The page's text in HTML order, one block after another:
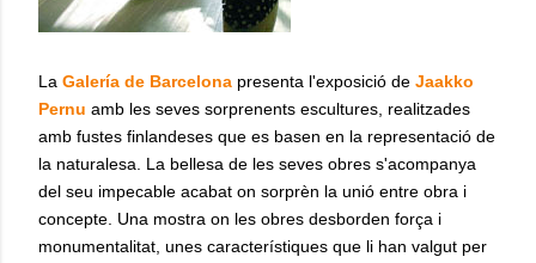
La Galería de Barcelona presenta l'exposició de Jaakko
Pernu amb les seves sorprenents escultures, realitzades
amb fustes finlandeses que es basen en la representació de
la naturalesa. La bellesa de les seves obres s'acompanya
del seu impecable acabat on sorprèn la unió entre obra i
concepte. Una mostra on les obres desborden força i
monumentalitat, unes característiques que li han valgut per